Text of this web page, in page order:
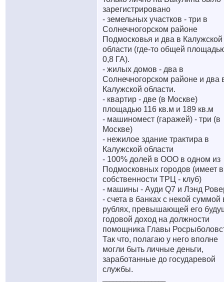
зарегистрировано
- земельных участков - три в
Солнечногорском районе
Подмосковья и два в Калужской
области (где-то общей
0,8 ГА).
- жилых домов - два в
Солнечногорском районе и два
Калужской области.
- квартир - две (в Москве)
площадью 116 кв.м и 189 кв.м
- машиномест (гаражей) - три (в
Москве)
- нежилое здание трактира в
Калужской области
- 100% долей в ООО в одном из
Подмосковных городов (имеет в
собственности ТРЦ - клуб)
- машины - Ауди Q7 и Лэнд
- счета в банках с некой суммой
рублях, превышающей его
годовой доход на должности
помощника Главы
Так что, полагаю у него вполне
могли быть личные деньги,
заработанные до государевой
службы.